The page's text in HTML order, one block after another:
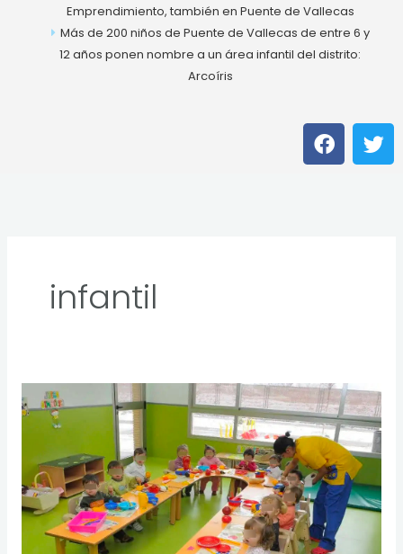
Emprendimiento, también en Puente de Vallecas
Más de 200 niños de Puente de Vallecas de entre 6 y
12 años ponen nombre a un área infantil del distrito:
Arcoíris
F
a
c
T
w
i
infantil
Comunidad
destinará
cerca
de
18
millones
de